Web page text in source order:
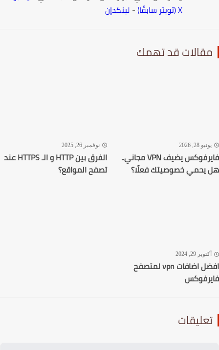
-لينكدإن
قد تهمك
28, 2026
فايرفوكس يضيف VPN مجاني..
خصوصيتك فعلًا؟
نوفمبر 26, 2025
الفرق بين HTTP و الـ HTTPS عند
تصفح المواقع؟
29, 2024
افضل اضافات vpn لمتصفح